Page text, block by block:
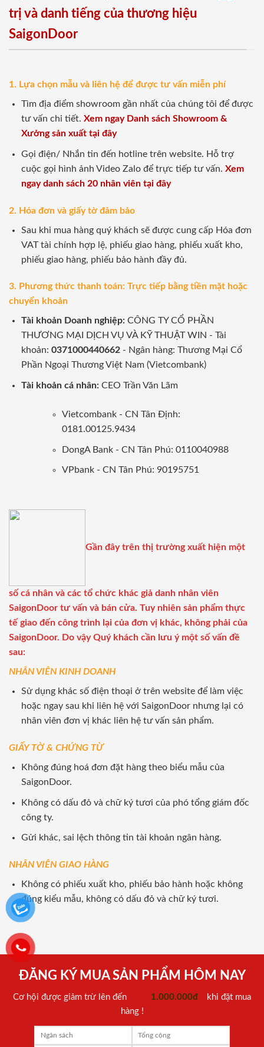
trị và danh tiếng của thương hiệu
SaigonDoor
1. Lựa chọn mẫu và liên hệ để được tư vấn miễn phí
Tìm địa điểm showroom gần nhất của chúng tôi để được
tư vấn chi tiết. Xem ngay Danh sách Showroom &
Xưởng sản xuất tại đây
Gọi điện/ Nhắn tin đến hotline trên website. Hỗ trợ
cuộc gọi hình ảnh Video Zalo để trực tiếp tư vấn. Xem
ngay danh sách 20 nhân viên tại đây
2. Hóa đơn và giấy tờ đảm bảo
Sau khi mua hàng quý khách sẽ được cung cấp Hóa đơn
VAT tài chính hợp lệ, phiếu giao hàng, phiếu xuất kho,
phiếu giao hàng, phiếu bảo hành đầy đủ.
3. Phương thức thanh toán: Trực tiếp bằng tiền mặt hoặc
chuyển khoản
Tài khoản Doanh nghiệp:CÔNG TY CỔ PHẦN
THƯƠNG MẠI DỊCH VỤ VÀ KỸ THUẬT WIN - Tài
khoản: 0371000440662- Ngân hàng: Thương Mại Cổ
Phần Ngoại Thương Việt Nam (Vietcombank)
Tài khoản cá nhân: CEO Trần Văn Lãm
Vietcombank - CN Tân Định:
0181.00125.9434
DongA Bank - CN Tân Phú: 0110040988
VPbank - CN Tân Phú: 90195751
Gần đây trên thị trường xuất hiện một
số cá nhân và các tổ chức khác giả danh nhân viên
SaigonDoor tư vấn và bán cửa. Tuy nhiên sản phẩm thực
tế giao đến công trình lại của đơn vị khác, không phải của
SaigonDoor. Do vậy Quý khách cần lưu ý một số vấn đề
sau:
NHÂN VIÊN KINH DOANH
Sử dụng khác số điện thoại ở trên website để làm việc
hoặc ngay sau khi liên hệ với SaigonDoor nhưng lại có
nhân viên đơn vị khác liên hệ tư vấn sản phẩm.
GIẤY TỜ & CHỨNG TỪ
Không đúng hoá đơn đặt hàng theo biểu mẫu của
SaigonDoor.
Không có dấu đỏ và chữ ký tươi của phó tổng giám đốc
công ty.
Gửi khác, sai lệch thông tin tài khoản ngân hàng.
NHÂN VIÊN GIAO HÀNG
Không có phiếu xuất kho, phiếu bảo hành hoặc không
đúng kiểu mẫu, không có dấu đỏ và chữ ký tươi.
ĐĂNG KÝ MUA SẢN PHẨM HÔM NAY
Cơ hội được giảm trừ lên đến 1.000.000đ
khi đặt mua
hàng !